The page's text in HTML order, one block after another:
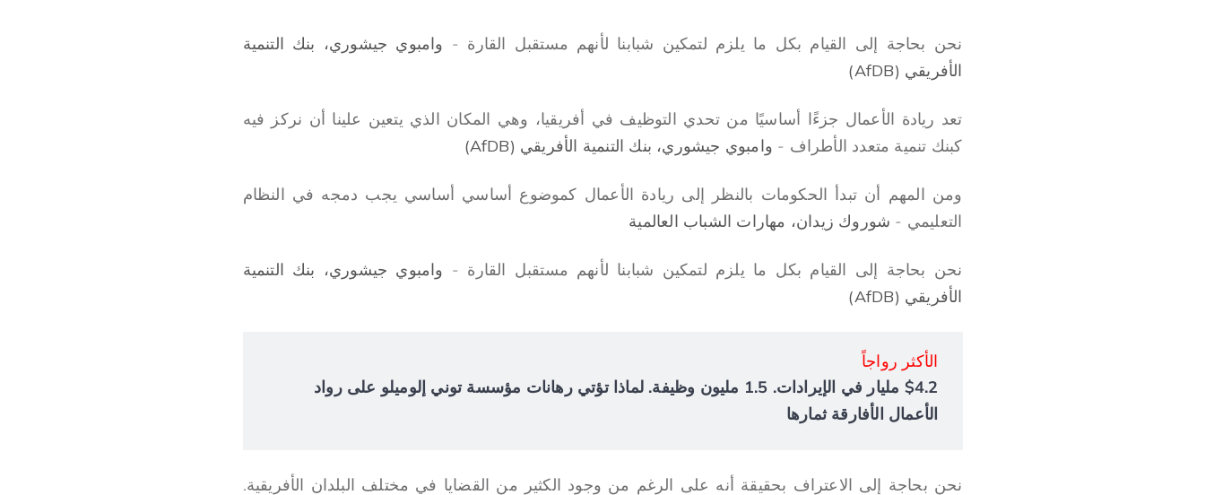
نحن بحاجة إلى القيام بكل ما يلزم لتمكين شبابنا لأنهم مستقبل القارة - وامبوي جيشوري، بنك التنمية
الأفريقي (AfDB)
تعد ريادة الأعمال جزءًا أساسيًا من تحدي التوظيف في أفريقيا، وهي المكان الذي يتعين علينا أن نركز فيه
كبنك تنمية متعدد الأطراف - وامبوي جيشوري، بنك التنمية الأفريقي (AfDB)
ومن المهم أن تبدأ الحكومات بالنظر إلى ريادة الأعمال كموضوع أساسي أساسي يجب دمجه في النظام
التعليمي - شوروك زيدان، مهارات الشباب العالمية
نحن بحاجة إلى القيام بكل ما يلزم لتمكين شبابنا لأنهم مستقبل القارة - وامبوي جيشوري، بنك التنمية
الأفريقي (AfDB)
الأكثر رواجاً
$4.2 مليار في الإيرادات. 1.5 مليون وظيفة. لماذا تؤتي رهانات مؤسسة توني إلوميلو على رواد
الأعمال الأفارقة ثمارها
نحن بحاجة إلى الاعتراف بحقيقة أنه على الرغم من وجود الكثير من القضايا في مختلف البلدان الأفريقية.